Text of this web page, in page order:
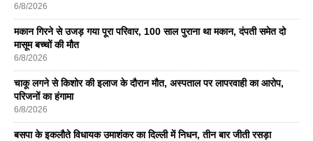
6/8/2026
मकान गिरने से उजड़ गया पूरा परिवार, 100 साल पुराना था मकान, दंपती समेत दो
मासूम बच्चों की मौत
6/8/2026
चाकू लगने से किशोर की इलाज के दौरान मौत, अस्पताल पर लापरवाही का आरोप,
परिजनों का हंगामा
6/8/2026
बसपा के इकलाैते विधायक उमाशंकर का दिल्ली में निधन, तीन बार जीती रसड़ा